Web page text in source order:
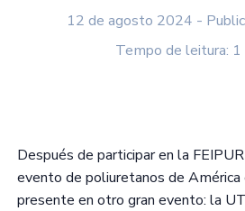
12 de agosto 2024 -
Tempo de leitura:
Después de participar en la
evento de poliuretanos de
presente en otro gran evento: la